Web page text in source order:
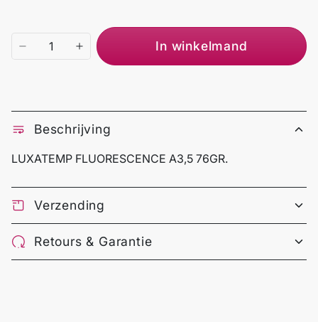
In winkelmand
Beschrijving
LUXATEMP FLUORESCENCE A3,5 76GR.
Verzending
Retours & Garantie